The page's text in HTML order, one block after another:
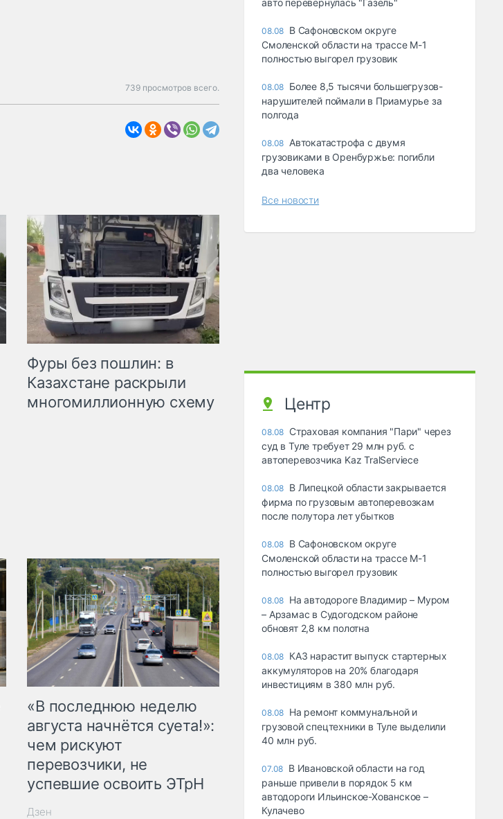
739 просмотров всего.
Фуры без пошлин: в
Казахстане раскрыли
многомиллионную схему
«В последнюю неделю
августа начнётся суета!»:
чем рискуют
перевозчики, не
успевшие освоить ЭТрН
Дзен
авто перевернулась "Газель"
08.08 В Сафоновском округе
Смоленской области на трассе М-1
полностью выгорел грузовик
08.08 Более 8,5 тысячи большегрузов-
нарушителей поймали в Приамурье за
полгода
08.08 Автокатастрофа с двумя
грузовиками в Оренбуржье: погибли
два человека
Все новости
Центр
08.08 Страховая компания "Пари" через
суд в Туле требует 29 млн руб. с
автоперевозчика Kaz TralServiece
08.08 В Липецкой области закрывается
фирма по грузовым автоперевозкам
после полутора лет убытков
08.08 В Сафоновском округе
Смоленской области на трассе М-1
полностью выгорел грузовик
08.08 На автодороге Владимир – Муром
– Арзамас в Судогодском районе
обновят 2,8 км полотна
08.08 КАЗ нарастит выпуск стартерных
аккумуляторов на 20% благодаря
инвестициям в 380 млн руб.
08.08 На ремонт коммунальной и
грузовой спецтехники в Туле выделили
40 млн руб.
07.08 В Ивановской области на год
раньше привели в порядок 5 км
автодороги Ильинское-Хованское –
Кулачево